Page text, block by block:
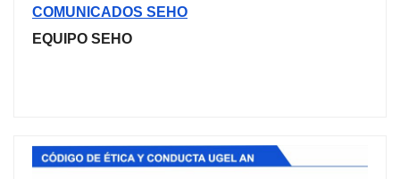
COMUNICADOS SEHO
EQUIPO SEHO